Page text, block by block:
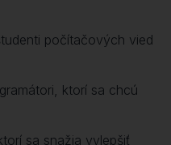
počítačových vied
ktorí sa chcú
sa snažia vylepšiť